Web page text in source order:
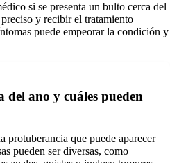
si se presenta un bulto cerca del
y recibir el tratamiento
puede empeorar la condición y
del ano y cuáles pueden
protuberancia que puede aparecer
pueden ser diversas, como